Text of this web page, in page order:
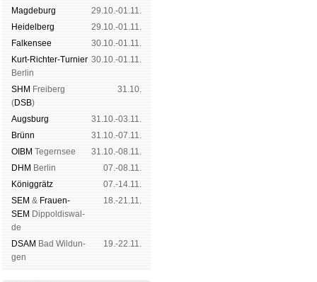
Mag­de­burg
29.10.-01.11.
Hei­del­berg
29.10.-01.11.
Fal­ken­see
30.10.-01.11.
Kurt-Rich­ter-Tur­nier
Ber­lin
30.10.-01.11.
SHM Frei­berg
(DSB)
31.10.
Augs­burg
31.10.-03.11.
Brünn
31.10.-07.11.
OIBM Tegern­see
31.10.-08.11.
DHM Ber­lin
07.-08.11.
König­grätz
07.-14.11.
SEM & Frauen-
SEM Dip­pol­dis­wal­
de
18.-21.11.
DSAM Bad Wil­dun­
gen
19.-22.11.